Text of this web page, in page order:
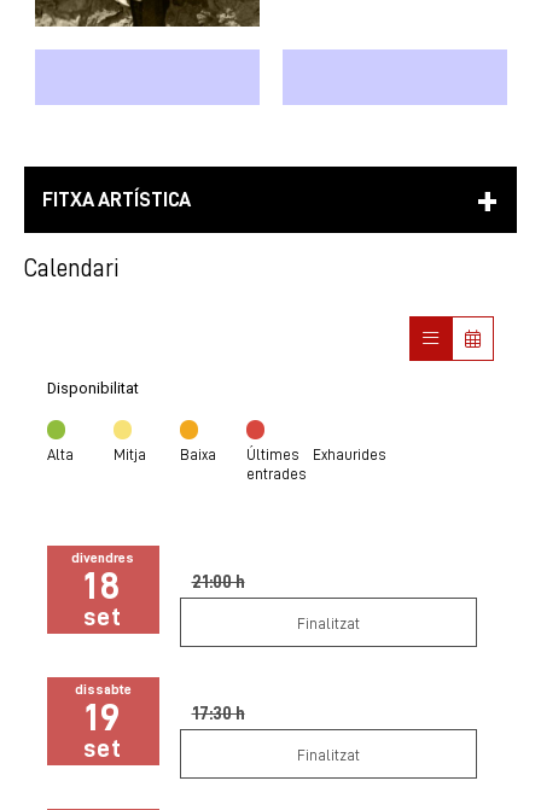
FITXA ARTÍSTICA
Calendari
Disponibilitat
Alta Mitja Baixa
Últimes
entrades
Exhaurides
divendres
18
set
21:00 h
Finalitzat
dissabte
19
set
17:30 h
Finalitzat